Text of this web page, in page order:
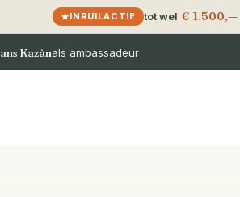
INRUILACTIE tot wel € 1.500,—
Kazànals ambassadeur